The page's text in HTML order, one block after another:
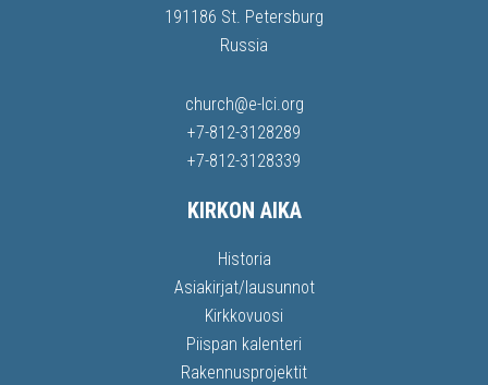
191186 St. Petersburg
Russia
church@e-lci.org
+7-812-3128289
+7-812-3128339
KIRKON AIKA
Historia
Asiakirjat/lausunnot
Kirkkovuosi
Piispan kalenteri
Rakennusprojektit